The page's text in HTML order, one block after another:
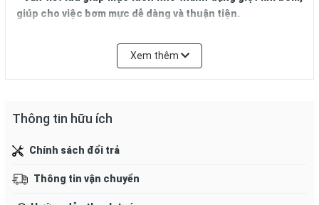
giúp cho việc bơm mực dễ dàng và thuận tiện.
châm thêm mực vào ruột bút.
- Tuyệt đối tránh lửa và nhiệt độ cao.
Xem thêm
Thông tin hữu ích
Chính sách đổi trả
Thông tin vận chuyển